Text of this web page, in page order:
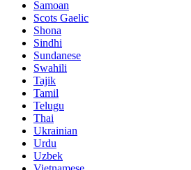
Samoan
Scots Gaelic
Shona
Sindhi
Sundanese
Swahili
Tajik
Tamil
Telugu
Thai
Ukrainian
Urdu
Uzbek